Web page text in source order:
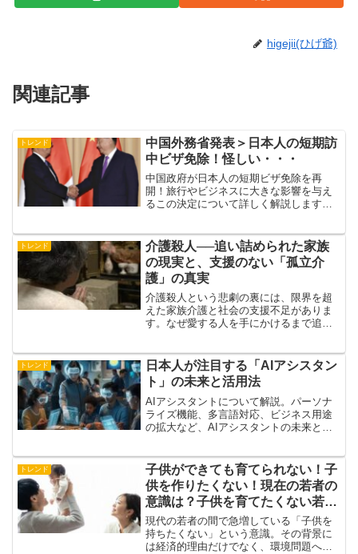
higejii(ひげ爺)
関連記事
トレンド
中国外務省発表＞日本人の短期訪
中ビザ免除！怪しい・・・
中国政府が日本人の短期ビザ免除を再
開！旅行やビジネスに大きな影響を与え
るこの決定について詳しく解説します。
トレンド
介護殺人──追い詰められた家族
の現実と、支援のない「孤立介
護」の真実
介護殺人という悲劇の裏には、限界を超
えた家族介護と社会の支援不足がありま
す。なぜ愛する人を手にかけるまで追い
す。
トレンド
日本人が注目する「AIアシスタン
ト」の未来と活用法
AIアシスタントについて解説。パーソナ
ライズ機能、多言語対応、ビジネス用途
の拡大など、AIアシスタントの未来と活
トレンド
子供ができても育てられない！子
供を作りたくない！現在の若者の
意識は？子供を育てたくない若者
急増の真実とは
現代の若者の間で急増している「子供を
持ちたくない」という意識。その背景に
は経済的理由だけでなく、環境問題への